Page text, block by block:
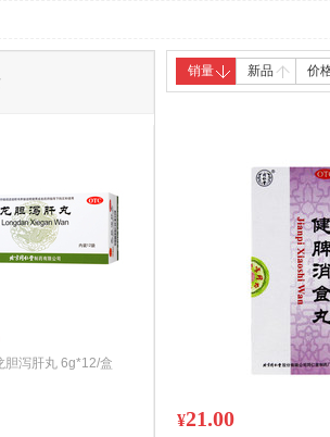
销量 新品 价
¥21.00
胆泻肝丸 6g*12/盒